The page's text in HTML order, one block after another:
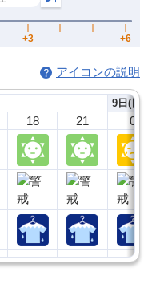
アイコンの説明
18 21
9日(日)
0